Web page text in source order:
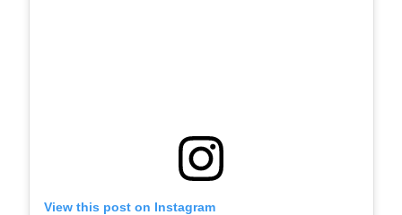
View this post on Instagram